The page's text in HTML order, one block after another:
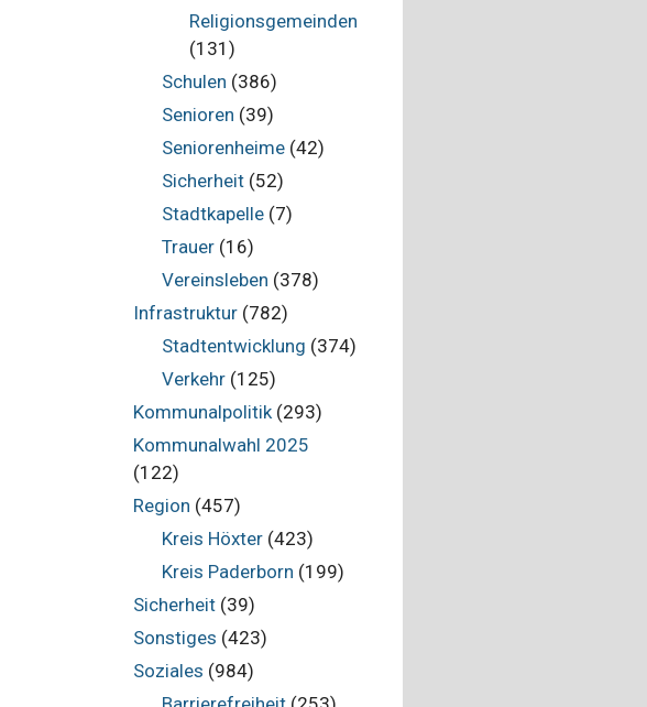
Religionsgemeinden
(131)
Schulen (386)
Senioren (39)
Seniorenheime(42)
Sicherheit(52)
Stadtkapelle(7)
Trauer(16)
Vereinsleben (378)
Infrastruktur (782)
Stadtentwicklung (374)
Verkehr(125)
Kommunalpolitik(293)
Kommunalwahl 2025
(122)
Region (457)
Kreis Höxter(423)
Kreis Paderborn (199)
Sicherheit (39)
Sonstiges (423)
Soziales (984)